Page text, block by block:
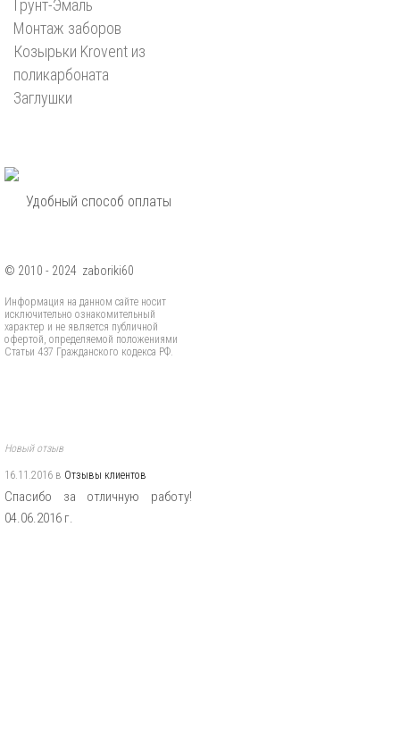
Грунт-Эмаль
Монтаж заборов
Козырьки Krovent из
поликарбоната
Заглушки
Удобный способ оплаты
© 2010 - 2024 zaboriki60
Информация на данном сайте носит
исключительно ознакомительный
характер и не является публичной
офертой, определяемой положениями
Статьи 437 Гражданского кодекса РФ.
Новый отзыв
16.11.2016 в Отзывы клиентов
Спасибо за отличную работу!
04.06.2016 г.